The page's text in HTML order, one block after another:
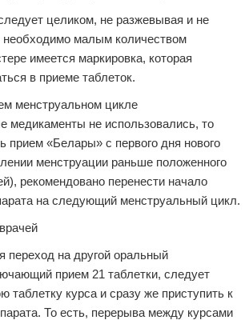
целиком, не разжевывая и не
необходимо малым количеством
имеется маркировка, которая
в приеме таблеток.
менструальном цикле
медикаменты не использовались, то
прием «Белары» с первого дня нового
менструации раньше положенного
рекомендовано перенести начало
на следующий менструальный цикл.
переход на другой оральный
прием 21 таблетки, следует
таблетку курса и сразу же приступить к
То есть, перерыва между курсами